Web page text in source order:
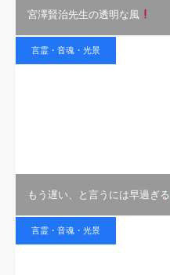
宮澤賢治先生の透明な風
言霊・音魂・光景
もう遅い、と言うには早過ぎる
言霊・音魂・光景